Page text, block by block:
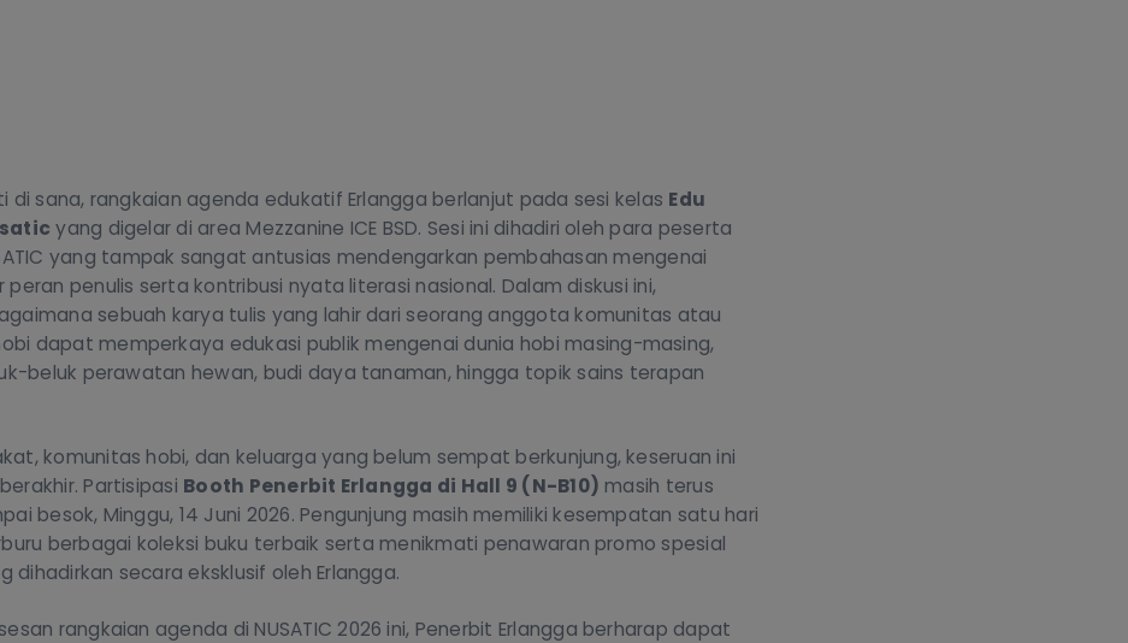
di sana, rangkaian agenda edukatif Erlangga berlanjut pada sesi kelas Edu
yang digelar di area Mezzanine ICE BSD. Sesi ini dihadiri oleh para peserta
yang tampak sangat antusias mendengarkan pembahasan mengenai
peran penulis serta kontribusi nyata literasi nasional. Dalam diskusi ini,
sebuah karya tulis yang lahir dari seorang anggota komunitas atau
dapat memperkaya edukasi publik mengenai dunia hobi masing-masing,
beluk perawatan hewan, budi daya tanaman, hingga topik sains terapan
komunitas hobi, dan keluarga yang belum sempat berkunjung, keseruan ini
Partisipasi Booth Penerbit Erlangga di Hall 9 (N-B10) masih terus
besok, Minggu, 14 Juni 2026. Pengunjung masih memiliki kesempatan satu hari
berbagai koleksi buku terbaik serta menikmati penawaran promo spesial
dihadirkan secara eksklusif oleh Erlangga.
rangkaian agenda di NUSATIC 2026 ini, Penerbit Erlangga berharap dapat